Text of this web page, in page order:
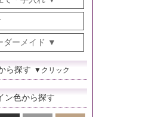
ダーメイド
ら探す ▼クリック
ン色から探す